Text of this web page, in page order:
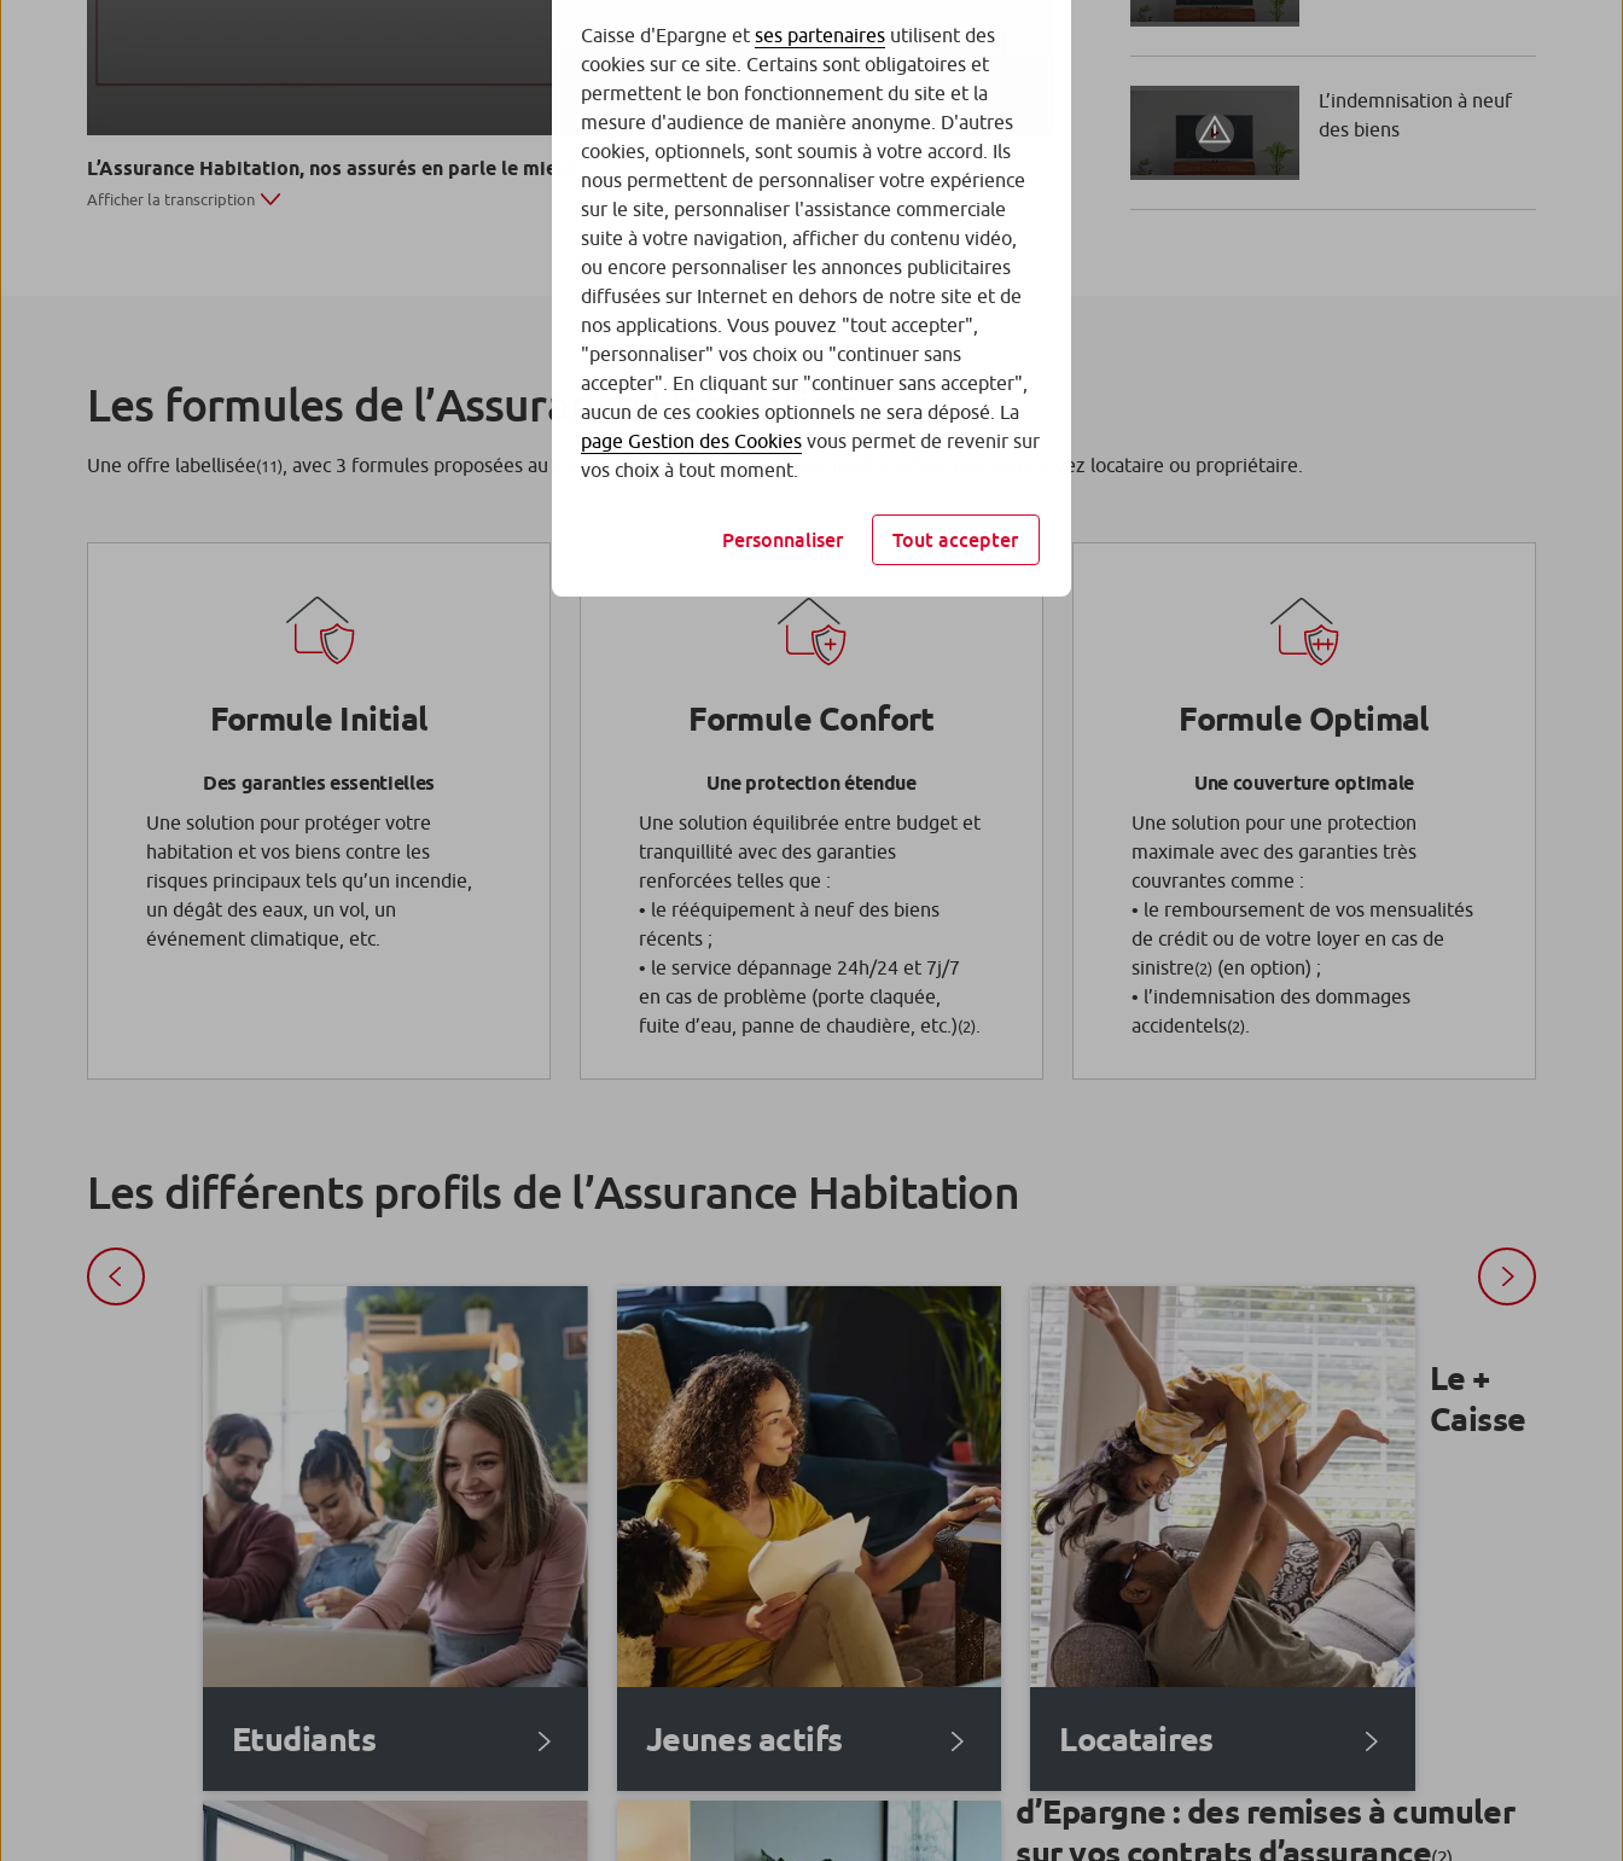
L’Assurance Habitation, nos assurés en parle le mieux
Afficher la transcription
L’indemnisation à neuf
des biens
Les formules de l’Assurance Habitation
Une offre labellisée(11) , avec 3 formules proposées au choix pour s’adapter à vos besoins personnels, que vous soyez locataire ou propriétaire.
Formule Initial
Des garanties essentielles
Une solution pour protéger votre
habitation et vos biens contre les
risques principaux tels qu’un incendie,
un dégât des eaux, un vol, un
événement climatique, etc.
Formule Confort
Une protection étendue
Une solution équilibrée entre budget et
tranquillité avec des garanties
renforcées telles que :
• le rééquipement à neuf des biens
récents ;
• le service dépannage 24h/24 et 7j/7
en cas de problème (porte claquée,
fuite d’eau, panne de chaudière, etc.)(2)
Formule Optimal
Une couverture optimale
Une solution pour une protection
maximale avec des garanties très
couvrantes comme :
• le remboursement de vos mensualités
de crédit ou de votre loyer en cas de
sinistre(2) (en option) ;
• l’indemnisation des dommages
accidentels(2)
Les différents profils de l’Assurance Habitation
Etudiants Jeunes actifs Locataires
Le +
Caisse
d’Epargne : des remises à cumuler
sur vos contrats d’assurance
Caisse d'Epargne et ses partenaires utilisent des
cookies sur ce site. Certains sont obligatoires et
permettent le bon fonctionnement du site et la
mesure d'audience de manière anonyme. D'autres
cookies, optionnels, sont soumis à votre accord. Ils
nous permettent de personnaliser votre expérience
sur le site, personnaliser l'assistance commerciale
suite à votre navigation, afficher du contenu vidéo,
ou encore personnaliser les annonces publicitaires
diffusées sur Internet en dehors de notre site et de
nos applications. Vous pouvez "tout accepter",
"personnaliser" vos choix ou "continuer sans
accepter". En cliquant sur "continuer sans accepter",
aucun de ces cookies optionnels ne sera déposé. La
page Gestion des Cookies vous permet de revenir sur
vos choix à tout moment.
Personnaliser Tout accepter